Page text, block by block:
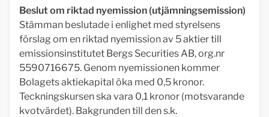
Beslut om riktad nyemission (utjämningsemission)
Stämman beslutade i enlighet med styrelsens
förslag om en riktad nyemission av 5 aktier till
emissionsinstitutet Bergs Securities AB, org.nr
5590716675. Genom nyemissionen kommer
Bolagets aktiekapital öka med 0,5 kronor.
Teckningskursen ska vara 0,1 kronor (motsvarande
kvotvärdet). Bakgrunden till den s.k.